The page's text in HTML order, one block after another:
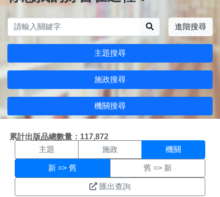
進階搜尋
主題搜尋
施政搜尋
機關搜尋
累計出版品總數量：117,872
機關搜尋結果頁面
主題 施政 機關
新 => 舊 舊 => 新
匯出查詢